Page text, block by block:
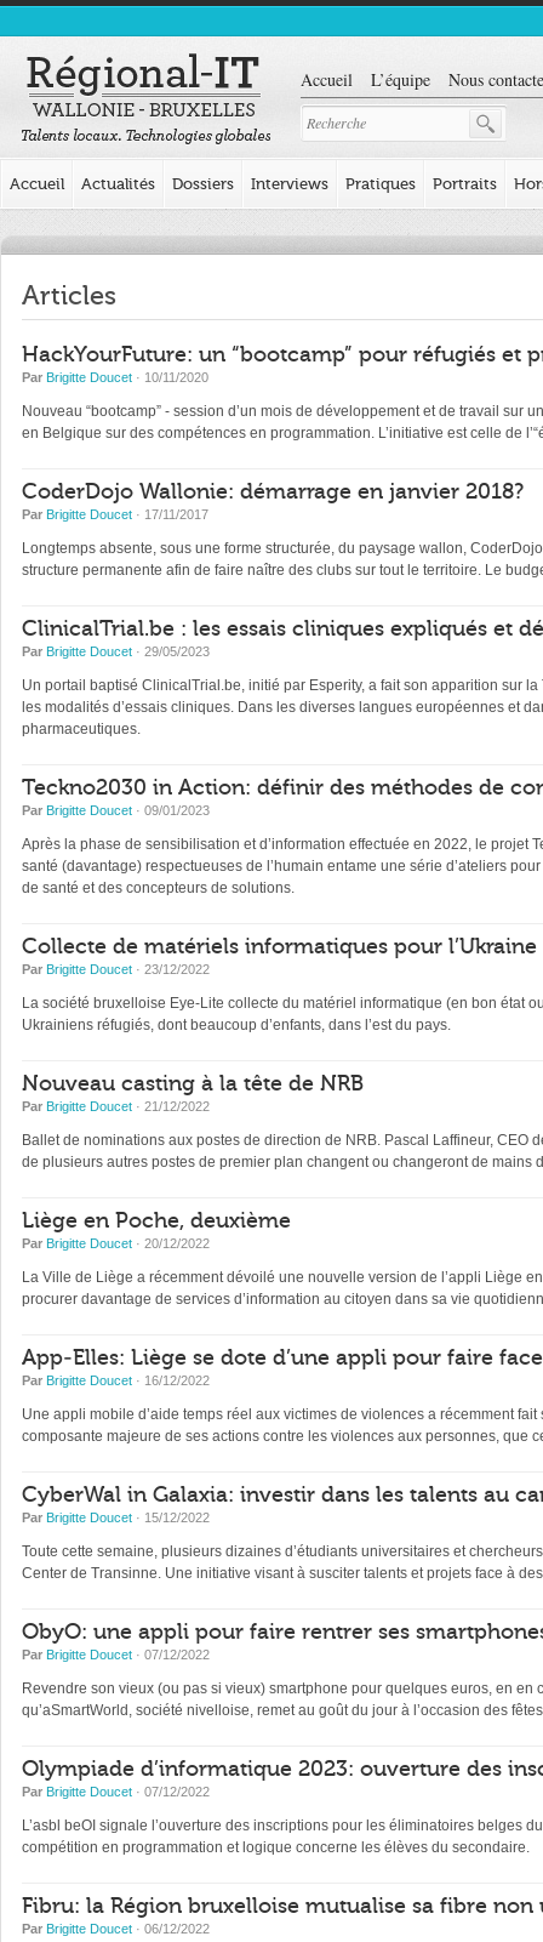
Accueil L’équipe Nous
Accueil Actualités Dossiers Interviews Pratiques Portraits
Articles
HackYourFuture: un “bootcamp” pour réfugiés et
Par Brigitte Doucet · 10/11/2020
Nouveau “bootcamp” - session d’un mois de développement et de travail
en Belgique sur des compétences en programmation. L’initiative est celle de
CoderDojo Wallonie: démarrage en janvier 2018?
Par Brigitte Doucet · 17/11/2017
Longtemps absente, sous une forme structurée, du paysage wallon,
structure permanente afin de faire naître des clubs sur tout le territoire. Le
ClinicalTrial.be : les essais cliniques expliqués et
Par Brigitte Doucet · 29/05/2023
Un portail baptisé ClinicalTrial.be, initié par Esperity, a fait son apparition sur
les modalités d’essais cliniques. Dans les diverses langues européennes et
pharmaceutiques.
Teckno2030 in Action: définir des méthodes de
Par Brigitte Doucet · 09/01/2023
Après la phase de sensibilisation et d’information effectuée en 2022, le projet
santé (davantage) respectueuses de l’humain entame une série d’ateliers
de santé et des concepteurs de solutions.
Collecte de matériels informatiques pour l’Ukraine
Par Brigitte Doucet · 23/12/2022
La société bruxelloise Eye-Lite collecte du matériel informatique (en bon état
Ukrainiens réfugiés, dont beaucoup d’enfants, dans l’est du pays.
Nouveau casting à la tête de NRB
Par Brigitte Doucet · 21/12/2022
Ballet de nominations aux postes de direction de NRB. Pascal Laffineur,
de plusieurs autres postes de premier plan changent ou changeront de mains
Liège en Poche, deuxième
Par Brigitte Doucet · 20/12/2022
La Ville de Liège a récemment dévoilé une nouvelle version de l’appli Liège
procurer davantage de services d’information au citoyen dans sa vie
App-Elles: Liège se dote d’une appli pour faire
Par Brigitte Doucet · 16/12/2022
Une appli mobile d’aide temps réel aux victimes de violences a récemment
composante majeure de ses actions contre les violences aux personnes, que
CyberWal in Galaxia: investir dans les talents au
Par Brigitte Doucet · 15/12/2022
Toute cette semaine, plusieurs dizaines d’étudiants universitaires et
Center de Transinne. Une initiative visant à susciter talents et projets face à
ObyO: une appli pour faire rentrer ses
Par Brigitte Doucet · 07/12/2022
Revendre son vieux (ou pas si vieux) smartphone pour quelques euros, en
qu’aSmartWorld, société nivelloise, remet au goût du jour à l’occasion des
Olympiade d’informatique 2023: ouverture des
Par Brigitte Doucet · 07/12/2022
L’asbl beOI signale l’ouverture des inscriptions pour les éliminatoires belges
compétition en programmation et logique concerne les élèves du secondaire.
Fibru: la Région bruxelloise mutualise sa fibre non
Par Brigitte Doucet · 06/12/2022